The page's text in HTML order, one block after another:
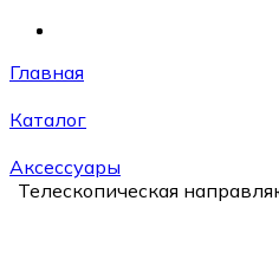
Главная
Каталог
Аксессуары
Телескопическая